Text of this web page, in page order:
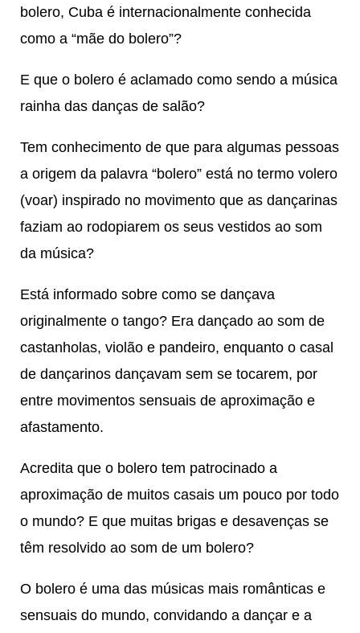
bolero, Cuba é internacionalmente conhecida
como a “mãe do bolero”?
E que o bolero é aclamado como sendo a música
rainha das danças de salão?
Tem conhecimento de que para algumas pessoas
a origem da palavra “bolero” está no termo volero
(voar) inspirado no movimento que as dançarinas
faziam ao rodopiarem os seus vestidos ao som
da música?
Está informado sobre como se dançava
originalmente o tango? Era dançado ao som de
castanholas, violão e pandeiro, enquanto o casal
de dançarinos dançavam sem se tocarem, por
entre movimentos sensuais de aproximação e
afastamento.
Acredita que o bolero tem patrocinado a
aproximação de muitos casais um pouco por todo
o mundo? E que muitas brigas e desavenças se
têm resolvido ao som de um bolero?
O bolero é uma das músicas mais românticas e
sensuais do mundo, convidando a dançar e a